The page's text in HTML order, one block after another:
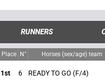
RUNNERS
Place N° Horses (sex/age) team
1st 6 READY TO GO (F/4)